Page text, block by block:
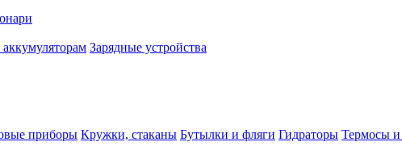
Зарядные устройства
приборы Кружки, стаканы Бутылки и фляги Гидраторы Термосы